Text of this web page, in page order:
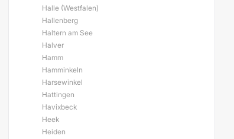
Halle (Westfalen)
Hallenberg
Haltern am See
Halver
Hamm
Hamminkeln
Harsewinkel
Hattingen
Havixbeck
Heek
Heiden